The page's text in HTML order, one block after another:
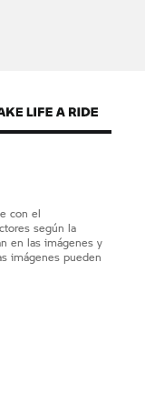
con el
según la
en las imágenes y
imágenes pueden